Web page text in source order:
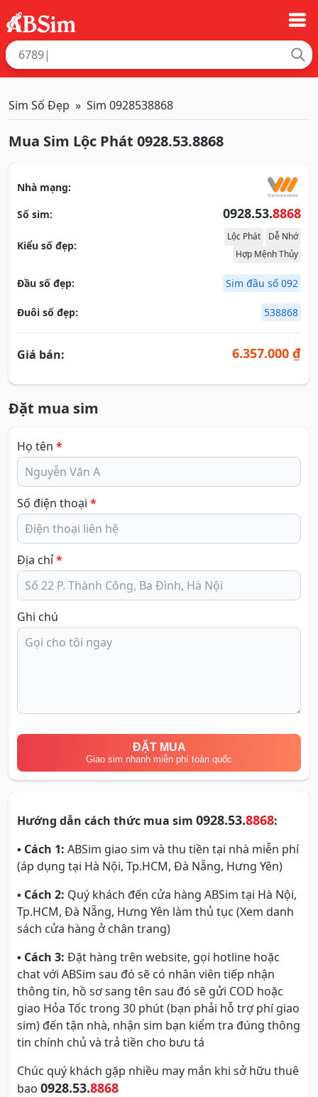
Sim Số Đẹp Sim 0928538868
Mua Sim Lộc Phát 0928.53.8868
Nhà mạng:
Số sim:
0928.53.8868
Kiểu số đẹp:
Lộc Phát
Dễ Nhớ
Hợp Mệnh Thủy
Đầu số đẹp: Sim đầu số 092
Đuôi số đẹp: 538868
Giá bán: 6.357.000 ₫
Đặt mua sim
Họ tên *
Số điện thoại *
Địa chỉ*
Ghi chú
ĐẶT MUA
Giao sim nhanh miễn phí toàn quốc
Hướng dẫn cách thức mua sim 0928.53.8868:
▪ Cách 1: ABSim giao sim và thu tiền tại nhà miễn phí
(áp dụng tại Hà Nội, Tp.HCM, Đà Nẵng, Hưng Yên)
▪ Cách 2: Quý khách đến cửa hàng ABSim tại Hà Nội,
Tp.HCM, Đà Nẵng, Hưng Yên làm thủ tục (Xem danh
sách cửa hàng ở chân trang)
▪ Cách 3: Đặt hàng trên website, gọi hotline hoặc
chat với ABSim sau đó sẽ có nhân viên tiếp nhận
thông tin, hồ sơ sang tên sau đó sẽ gửi COD hoặc
giao Hỏa Tốc trong 30 phút (bạn phải hỗ trợ phí giao
sim) đến tận nhà, nhận sim bạn kiểm tra đúng thông
tin chính chủ và trả tiền cho bưu tá
Chúc quý khách gặp nhiều may mắn khi sở hữu thuê
bao 0928.53.8868